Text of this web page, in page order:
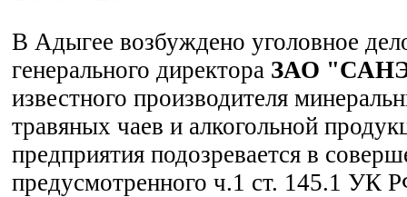
В Адыгее возбуждено уголовное
генерального директора ЗАО
известного производителя
травяных чаев и алкогольной
предприятия подозревается в
предусмотренного ч.1 ст. 145.1 УК